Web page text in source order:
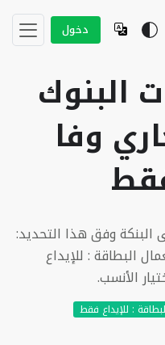
دخول
البنوك
وفا
البنكة وفق هذا التحديد:
البطاقة : للإيداع
الأنسب.
: للإيداع فقط